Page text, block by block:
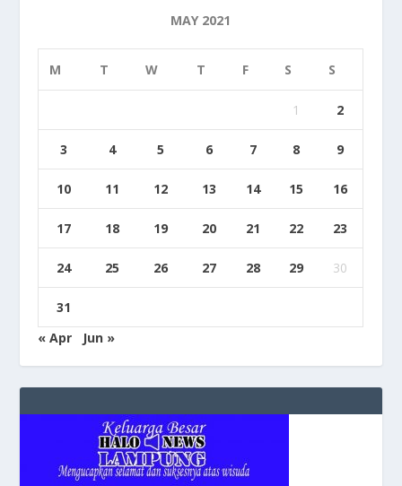
MAY 2021
M T W T F S S
1 2
3 4 5 6 7 8 9
10 11 12 13 14 15 16
17 18 19 20 21 22 23
24 25 26 27 28 29 30
31
« Apr
Jun »